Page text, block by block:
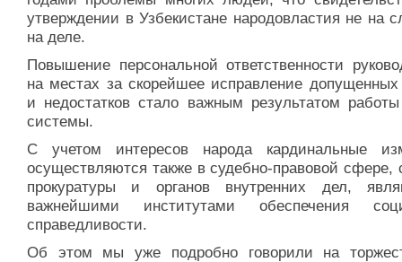
утверждении в Узбекистане народовластия не на
на деле.
Повышение персональной ответственности
на местах за скорейшее исправление
и недостатков стало важным результатом
системы.
С учетом интересов народа кардинальные
осуществляются также в судебно-правовой сфере,
прокуратуры и органов внутренних дел,
важнейшими институтами обеспечения
справедливости.
Об этом мы уже подробно говорили на